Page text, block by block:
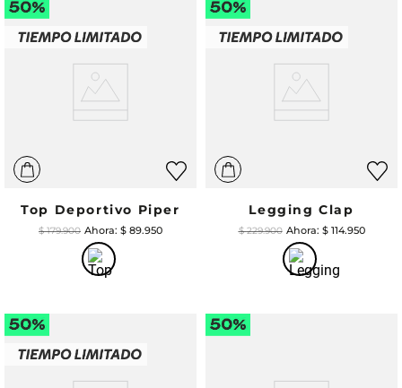
Top Deportivo Piper
$ 179.900 $ 89.950
Legging Clap
$ 229.900 $ 114.950